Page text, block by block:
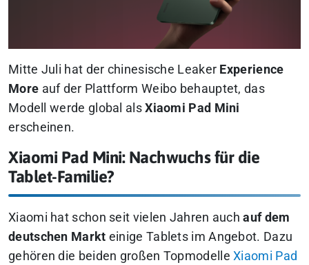
Mitte Juli hat der chinesische Leaker Experience
More auf der Plattform Weibo behauptet, das
Modell werde global alsXiaomi Pad Mini
erscheinen.
Xiaomi Pad Mini: Nachwuchs für die
Tablet-Familie?
Xiaomi hat schon seit vielen Jahren auchauf dem
deutschen Markt einige Tablets im Angebot. Dazu
gehören die beiden großen TopmodelleXiaomi Pad